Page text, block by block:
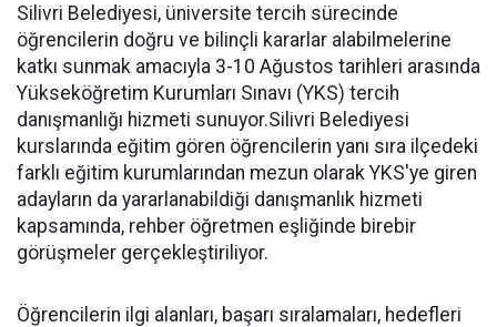
Silivri Belediyesi, üniversite tercih sürecinde
öğrencilerin doğru ve bilinçli kararlar alabilmelerine
katkı sunmak amacıyla 3-10 Ağustos tarihleri arasında
Yükseköğretim Kurumları Sınavı (YKS) tercih
danışmanlığı hizmeti sunuyor.Silivri Belediyesi
kurslarında eğitim gören öğrencilerin yanı sıra ilçedeki
farklı eğitim kurumlarından mezun olarak YKS'ye giren
adayların da yararlanabildiği danışmanlık hizmeti
kapsamında, rehber öğretmen eşliğinde birebir
görüşmeler gerçekleştiriliyor.
Öğrencilerin ilgi alanları, başarı sıralamaları, hedefleri